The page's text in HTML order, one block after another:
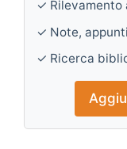
✓
✓ Note,
✓ Ricerca